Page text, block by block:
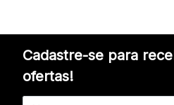
Cadastre-se para
ofertas!